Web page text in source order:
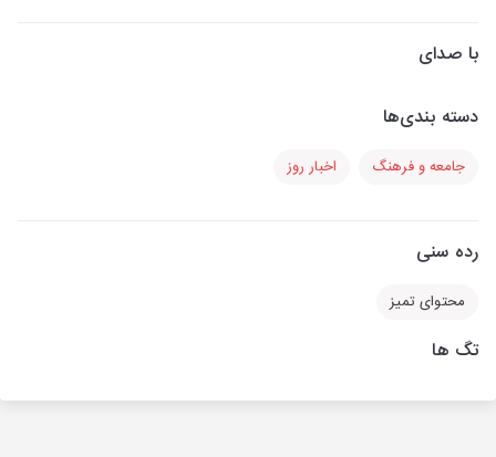
با صدای
دسته بندی‌ها
جامعه و فرهنگ اخبار روز
رده سنی
محتوای تمیز
تگ ها